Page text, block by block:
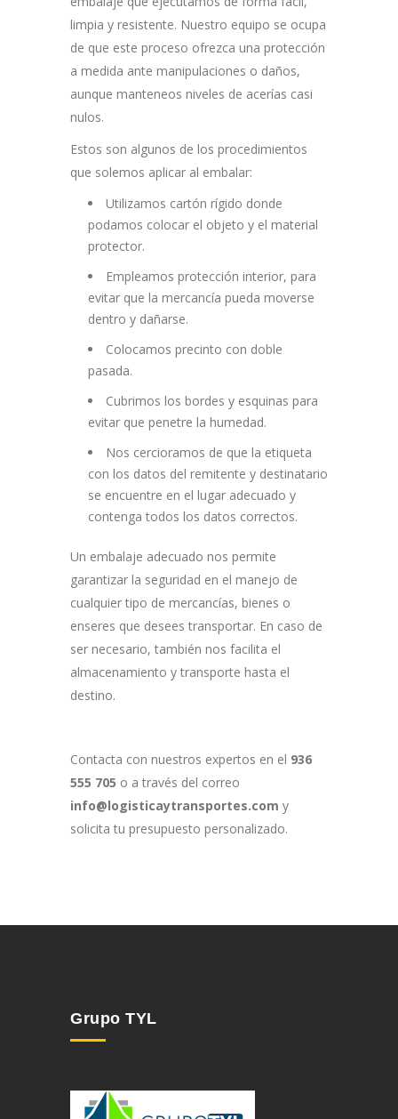
limpia y resistente. Nuestro equipo se ocupa
de que este proceso ofrezca una protección
a medida ante manipulaciones o daños,
aunque manteneos niveles de acerías casi
nulos.
Estos son algunos de los procedimientos
que solemos aplicar al embalar:
Utilizamos cartón rígido donde
podamos colocar el objeto y el material
protector.
Empleamos protección interior, para
evitar que la mercancía ​pueda moverse
dentro y dañarse.
Colocamos precinto con doble
pasada.
Cubrimos los bordes y esquinas para
evitar que penetre la humedad.
Nos cercioramos de que la etiqueta
con los ​datos del remitente y destinatario
se encuentre en el lugar adecuado y
contenga todos los datos correctos.
Un embalaje adecuado nos permite
garantizar la seguridad en el manejo de
cualquier tipo de mercancías, bienes o
enseres que desees transportar. En caso de
ser necesario, también nos facilita el
almacenamiento y transporte hasta el
destino.
Contacta con nuestros expertos en el 936
555 705 o a través del correo
info@logisticaytransportes.com y
solicita tu presupuesto personalizado.
Grupo TYL